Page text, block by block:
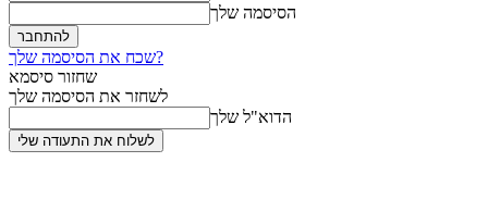
הסיסמה שלך
שכח את הסיסמה שלך?
שחזור סיסמא
לשחזר את הסיסמה שלך
הדוא"ל שלך